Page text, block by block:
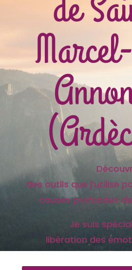
Découvrez
des outils que j’utilise
causes profondes
Je suis
libération des